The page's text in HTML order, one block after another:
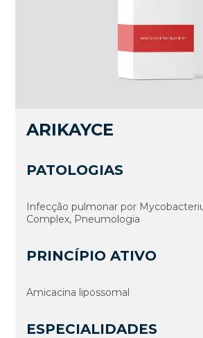
ARIKAYCE
PATOLOGIAS
Infecção pulmonar por
Complex, Pneumologia
PRINCÍPIO ATIVO
Amicacina lipossomal
ESPECIALIDADES